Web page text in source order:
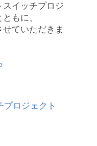
イッチプロジ
もに、
せていただきま